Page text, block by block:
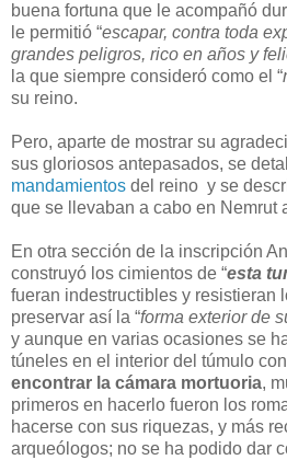
buena fortuna que le acompañó
le permitió “escapar, contra toda
grandes peligros, rico en años y
la que siempre consideró como el “
su reino.
Pero, aparte de mostrar su
sus gloriosos antepasados, se
mandamientos del reino y se
que se llevaban a cabo en Nemrut
En otra sección de la inscripción
construyó los cimientos de “esta
fueran indestructibles y resistieran
preservar así la “forma exterior de
y aunque en varias ocasiones se
túneles en el interior del túmulo
encontrar la cámara mortuoria,
primeros en hacerlo fueron los
hacerse con sus riquezas, y más
arqueólogos; no se ha podido dar